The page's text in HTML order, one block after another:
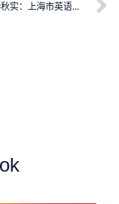
栉风沐雨，春华秋实：上海市英语特级教师风采录